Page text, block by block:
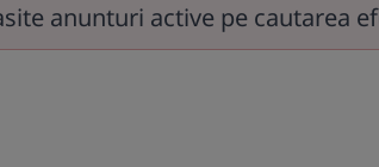
anunturi active pe cautarea